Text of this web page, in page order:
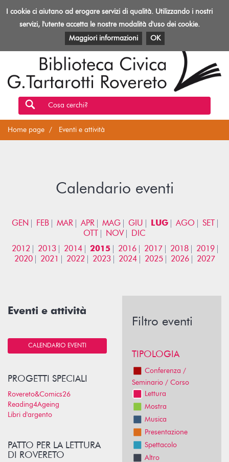
Toggle
Biblioteca
Rovereto
EVENTI E ATTIVITÀ PATRIMONIO E RISORSE
Cosa cerchi?
Home page Eventi e attività
Calendario eventi
GEN FEB MAR APR MAG GIU LUG AGO
SET
OTT
NOV
DIC
2012
2013 2014 2015 2016 2017 2018
2019
2020
2021 2022 2023 2024 2025 2026 2027
Eventi e attività
CALENDARIO EVENTI
PROGETTI SPECIALI
Rovereto&Comics26
Reading4Ageing
Libri d'argento
PATTO PER LA LETTURA
DI ROVERETO
Filtro eventi
TIPOLOGIA
Conferenza /
Seminario / Corso
Lettura
Mostra
Musica
Presentazione
Spettacolo
Altro
I cookie ci aiutano ad erogare servizi di qualità. Utilizzando i nostri
servizi, l'utente accetta le nostre modalità d'uso dei cookie.
Maggiori informazioni
OK